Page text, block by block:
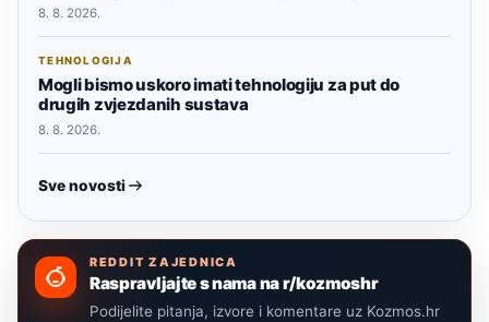
8. 8. 2026.
TEHNOLOGIJA
Mogli bismo uskoro imati tehnologiju za put do
drugih zvjezdanih sustava
8. 8. 2026.
Sve novosti
REDDIT ZAJEDNICA
Raspravljajte s nama na r/kozmoshr
Podijelite pitanja, izvore i komentare uz Kozmos.hr